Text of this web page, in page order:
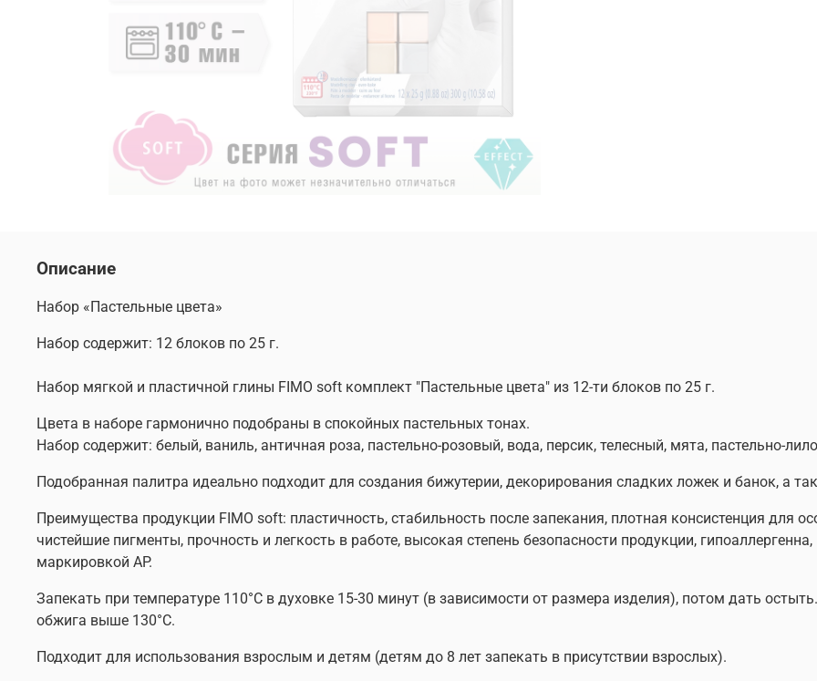
Описание
Набор «Пастельные цвета»
Набор содержит: 12 блоков по 25 г.
Набор мягкой и пластичной глины FIMO soft комплект "Пастельные цвета" из 12-ти блоков по 25 г.
Цвета в наборе гармонично подобраны в спокойных пастельных тонах.
Набор содержит: белый, ваниль, античная роза, пастельно-розовый, вода, персик, телесный, мята, пастельно-
Подобранная палитра идеально подходит для создания бижутерии, декорирования сладких ложек и банок, а
Преимущества продукции FIMO soft: пластичность, стабильность после запекания, плотная консистенция для
чистейшие пигменты, прочность и легкость в работе, высокая степень безопасности продукции,
маркировкой AP.
Запекать при температуре 110°С в духовке 15-30 минут (в зависимости от размера изделия), потом дать
обжига выше 130°С.
Подходит для использования взрослым и детям (детям до 8 лет запекать в присутствии взрослых).